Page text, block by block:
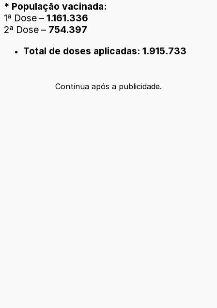
* População vacinada:
1ª Dose – 1.161.336
2ª Dose – 754.397
Total de doses aplicadas: 1.915.733
Continua após a publicidade.